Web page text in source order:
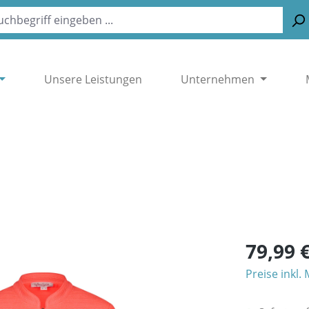
Unsere Leistungen Unternehmen
79,99
Preise inkl.